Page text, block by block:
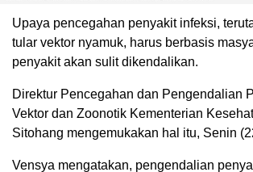
Upaya pencegahan penyakit infeksi,
tular vektor nyamuk, harus berbasis
penyakit akan sulit dikendalikan.
Direktur Pencegahan dan Pengendalian
Vektor dan Zoonotik Kementerian
Sitohang mengemukakan hal itu, Senin
Vensya mengatakan, pengendalian